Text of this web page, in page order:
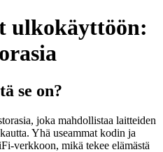
ulkokäyttöön:
se on?
joka mahdollistaa laitteiden
Yhä useammat kodin ja
verkkoon, mikä tekee elämästä